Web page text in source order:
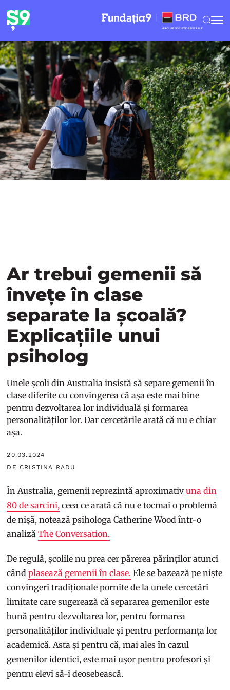
Ar trebui gemenii să
învețe în clase
separate la școală?
Explicațiile unui
psiholog
Unele școli din Australia insistă să separe gemenii în
clase diferite cu convingerea că așa este mai bine
pentru dezvoltarea lor individuală și formarea
personalităților lor. Dar cercetările arată că nu e chiar
așa.
20.03.2024
DE CRISTINA RADU
În Australia, gemenii reprezintă aproximativuna din
80 de sarcini, ceea ce arată că nu e tocmai o problemă
de nișă, notează psihologa Catherine Wood într-o
analizăThe Conversation.
De regulă, școlile nu prea cer părerea părinților atunci
cândplasează gemenii în clase. Ele se bazează pe niște
convingeri tradiționale pornite de la unele cercetări
limitate care sugerează că separarea gemenilor este
bună pentru dezvoltarea lor, pentru formarea
personalităților individuale și pentru performanța lor
academică. Asta și pentru că, mai ales în cazul
gemenilor identici, este mai ușor pentru profesori și
pentru elevi să-i deosebească.